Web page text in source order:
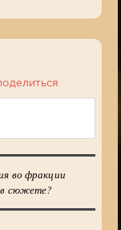
во фракции
сюжете?